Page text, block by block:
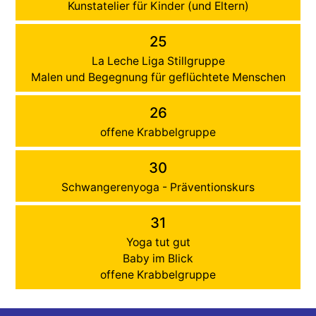
Kunstatelier für Kinder (und Eltern)
25
La Leche Liga Stillgruppe
Malen und Begegnung für geflüchtete Menschen
26
offene Krabbelgruppe
30
Schwangerenyoga - Präventionskurs
31
Yoga tut gut
Baby im Blick
offene Krabbelgruppe